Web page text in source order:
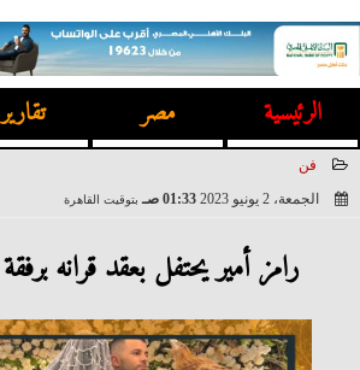
الرئيسية مصر تقارير
فن
الجمعة، 2 يونيو 2023
01:33 صـ بتوقيت القاهرة
رامز أمير يحتفل بعقد قرانه